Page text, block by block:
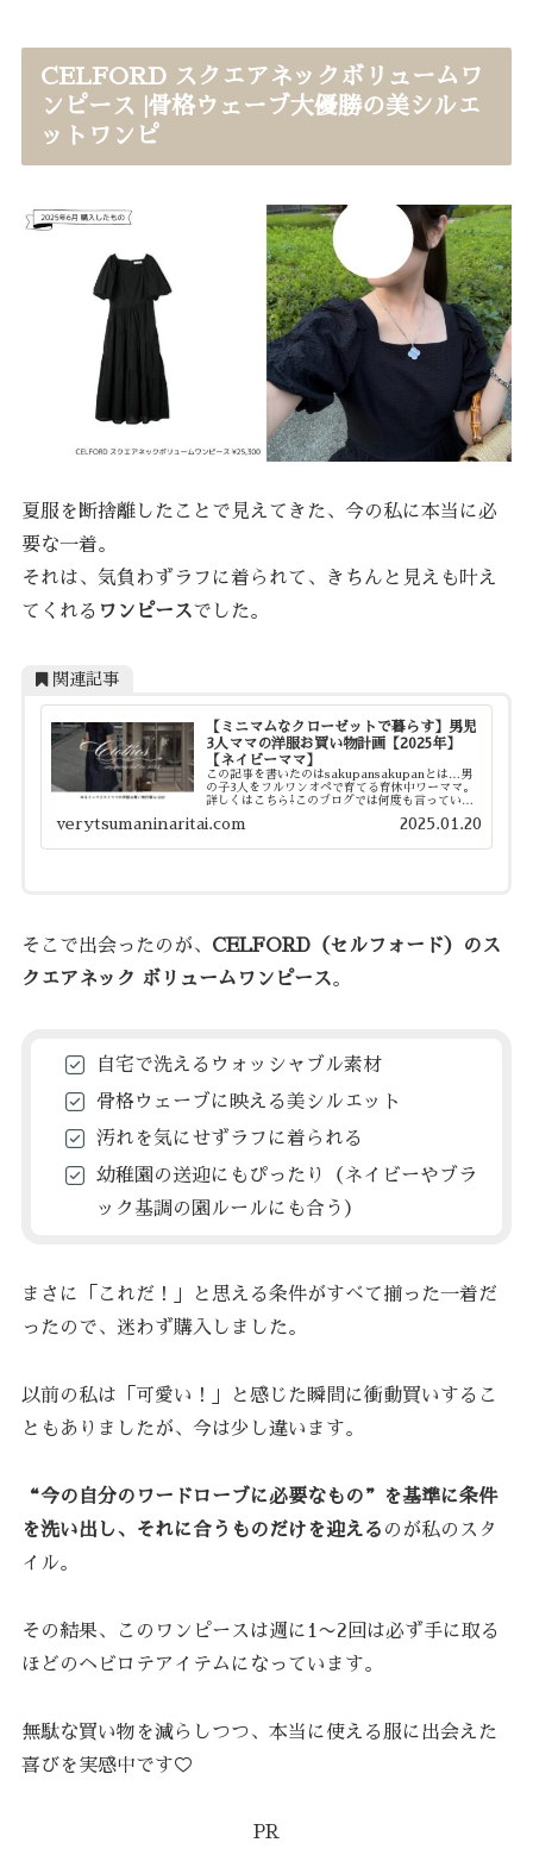
CELFORD スクエアネックボリュームワ
ンピース |骨格ウェーブ大優勝の美シルエ
ットワンピ
夏服を断捨離したことで見えてきた、今の私に本当に必
要な一着。
それは、気負わずラフに着られて、きちんと見えも叶え
てくれる ワンピースでした。
関連記事
【ミニマムなクローゼットで暮らす】男児
3人ママの洋服お買い物計画【2025年】
【ネイビーママ】
この記事を書いたのはsakupansakupanとは…男
の子3人をフルワンオペで育てる育休中ワーママ。
詳しくはこちら⇩このブログでは何度も言っていま
す。というか、本来クローゼットではないスペース
verytsumaninaritai.com 2025.01.20
そこで出会ったのが、 CELFORD（セルフォード）のス
クエアネック ボリュームワンピース。
自宅で洗えるウォッシャブル素材
骨格ウェーブに映える美シルエット
汚れを気にせずラフに着られる
幼稚園の送迎にもぴったり（ネイビーやブラ
ック基調の園ルールにも合う）
まさに「これだ！」と思える条件がすべて揃った一着だ
ったので、迷わず購入しました。
以前の私は「可愛い！」と感じた瞬間に衝動買いするこ
ともありましたが、今は少し違います。
“今の自分のワードローブに必要なもの”を基準に条件
を洗い出し、それに合うものだけを迎える のが私のスタ
イル。
その結果、このワンピースは週に1〜2回は必ず手に取る
ほどのヘビロテアイテムになっています。
無駄な買い物を減らしつつ、本当に使える服に出会えた
喜びを実感中です♡
PR